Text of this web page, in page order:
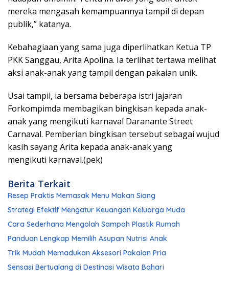
mereka mengasah kemampuannya tampil di depan
publik,” katanya.
Kebahagiaan yang sama juga diperlihatkan Ketua TP
PKK Sanggau, Arita Apolina. Ia terlihat tertawa melihat
aksi anak-anak yang tampil dengan pakaian unik.
Usai tampil, ia bersama beberapa istri jajaran
Forkompimda membagikan bingkisan kepada anak-
anak yang mengikuti karnaval Daranante Street
Carnaval. Pemberian bingkisan tersebut sebagai wujud
kasih sayang Arita kepada anak-anak yang
mengikuti karnaval.(pek)
Berita Terkait
Resep Praktis Memasak Menu Makan Siang
Strategi Efektif Mengatur Keuangan Keluarga Muda
Cara Sederhana Mengolah Sampah Plastik Rumah
Panduan Lengkap Memilih Asupan Nutrisi Anak
Trik Mudah Memadukan Aksesori Pakaian Pria
Sensasi Bertualang di Destinasi Wisata Bahari